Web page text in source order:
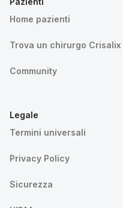
Home pazienti
Trova un chirurgo Crisalix
Community
Legale
Termini universali
Privacy Policy
Sicurezza